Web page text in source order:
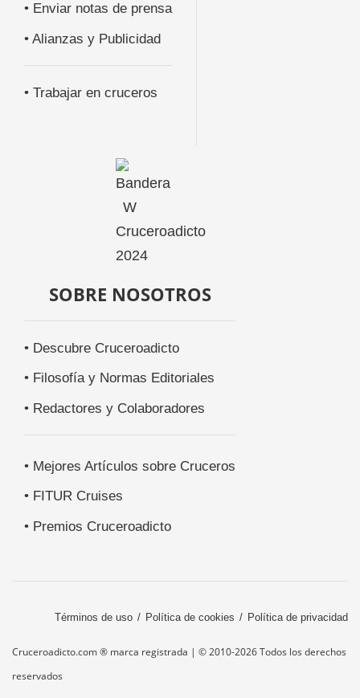
• Enviar notas de prensa
• Alianzas y Publicidad
• Trabajar en cruceros
SOBRE NOSOTROS
• Descubre Cruceroadicto
• Filosofía y Normas Editoriales
• Redactores y Colaboradores
• Mejores Artículos sobre Cruceros
• FITUR Cruises
• Premios Cruceroadicto
Términos de uso Política de cookies Política de privacidad
Cruceroadicto.com ® marca registrada | © 2010-2026 Todos los derechos
reservados